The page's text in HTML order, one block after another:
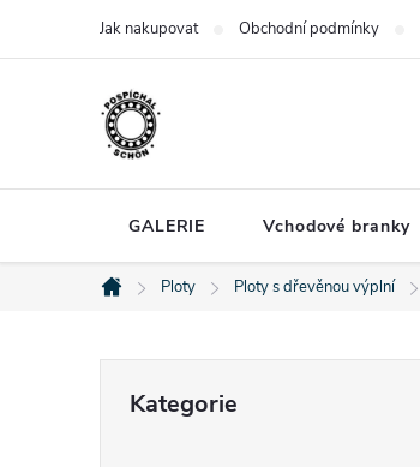
Jak nakupovat Obchodní podmínky
GALERIE Vchodové branky
Domů
Ploty Ploty s dřevěnou výplní
kategorie
Kategorie